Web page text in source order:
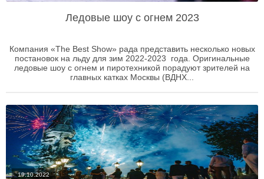
Ледовые шоу с огнем 2023
Компания «The Best Show» рада представить несколько новых
постановок на льду для зим 2022-2023 года. Оригинальные
ледовые шоу с огнем и пиротехникой порадуют зрителей на
главных катках Москвы (ВДНХ...
19.10.2022